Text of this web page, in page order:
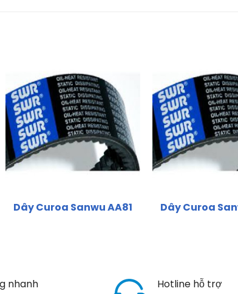
Dây Curoa Sanwu AA81 Dây Curoa
nhanh Hotline hỗ trợ